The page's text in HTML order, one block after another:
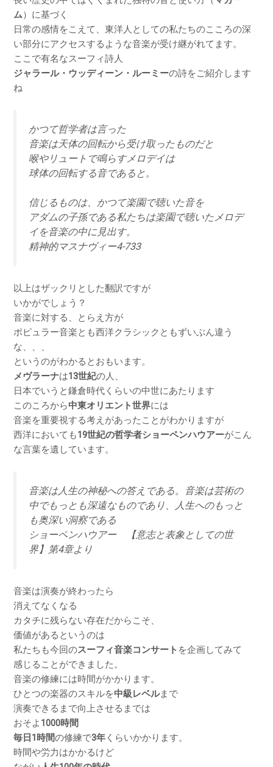
ム）に基づく
日常の感情をこえて、東洋人としての私たちのこころの深
い部分にアクセスするような音楽が受け継がれてます。
ここで有名なスーフィ詩人
ジャラール・ウッディーン・ルーミーの詩をご紹介します
ね
かつて哲学者は言った
音楽は天体の回転から受け取ったものだと
喉やリュートで鳴らすメロデイは
球体の回転する音であると。
信じるものは、かつて楽園で聴いた音を
アダムの子孫である私たちは楽園で聴いたメロデ
イを音楽の中に見出す。
精神的マスナヴィー4-733
以上はザックリとした翻訳ですが
いかがでしょう？
音楽に対する、とらえ方が
ポピュラー音楽とも西洋クラシックともずいぶん違う
な、、、
というのがわかるとおもいます。
メヴラーナは13世紀の人、
日本でいうと鎌倉時代くらいの中世にあたります
このころから中東オリエント世界には
音楽を重要視する考えがあったことがわかりますが
西洋においても19世紀の哲学者ショーペンハウアーがこん
な言葉を遺しています。
音楽は人生の神秘への答えである。音楽は芸術の
中でもっとも深遠なものであり、人生へのもっと
も奥深い洞察である
ショーペンハウアー 【意志と表象としての世
界】第4章より
音楽は演奏が終わったら
消えてなくなる
カタチに残らない存在だからこそ、
価値があるというのは
私たちも今回のスーフィ音楽コンサート を企画してみて
感じることができました。
音楽の修練には時間がかかります。
ひとつの楽器のスキルを中級レベルまで
演奏できるまで向上させるまでは
おそよ 1000時間
毎日1時間の修練で3年 くらいかかります。
時間や労力はかかるけど